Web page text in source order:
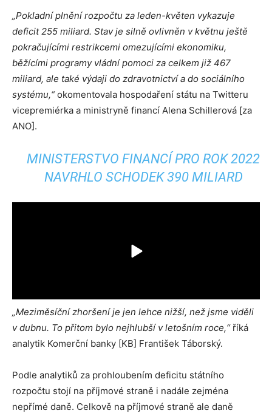
„Pokladní plnění rozpočtu za leden-květen vykazuje
deficit 255 miliard. Stav je silně ovlivněn v květnu ještě
pokračujícími restrikcemi omezujícími ekonomiku,
běžícími programy vládní pomoci za celkem již 467
miliard, ale také výdaji do zdravotnictví a do sociálního
systému,“okomentovala hospodaření státu na Twitteru
vicepremiérka a ministryně financí Alena Schillerová [za
ANO].
MINISTERSTVO FINANCÍ PRO ROK 2022
NAVRHLO SCHODEK 390 MILIARD
„Meziměsíční zhoršení je jen lehce nižší, než jsme viděli
v dubnu. To přitom bylo nejhlubší v letošním roce,“říká
analytik Komerční banky [KB] František Táborský.
Podle analytiků za prohloubením deficitu státního
rozpočtu stojí na příjmové straně i nadále zejména
nepřímé daně. Celkově na příjmové straně ale daně